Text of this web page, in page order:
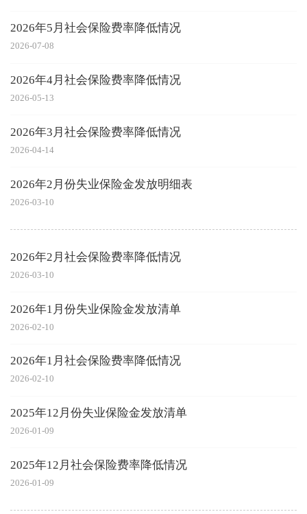
2026年5月社会保险费率降低情况
2026-07-08
2026年4月社会保险费率降低情况
2026-05-13
2026年3月社会保险费率降低情况
2026-04-14
2026年2月份失业保险金发放明细表
2026-03-10
2026年2月社会保险费率降低情况
2026-03-10
2026年1月份失业保险金发放清单
2026-02-10
2026年1月社会保险费率降低情况
2026-02-10
2025年12月份失业保险金发放清单
2026-01-09
2025年12月社会保险费率降低情况
2026-01-09